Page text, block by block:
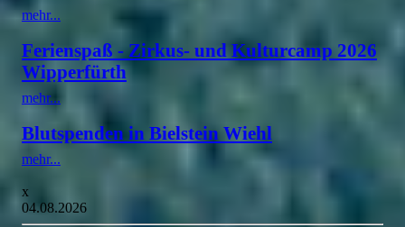
mehr...
Ferienspaß - Zirkus- und Kulturcamp 2026
Wipperfürth
mehr...
Blutspenden in Bielstein Wiehl
mehr...
x
04.08.2026